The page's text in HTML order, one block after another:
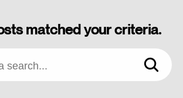
matched your criteria.